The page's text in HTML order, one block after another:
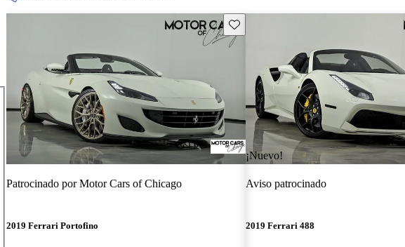
Guarda este Aviso
Patrocinado porMotor Cars of Chicago
2019 Ferrari Portofino
¡Nuevo!
Aviso patrocinado
2019 Ferrari 488